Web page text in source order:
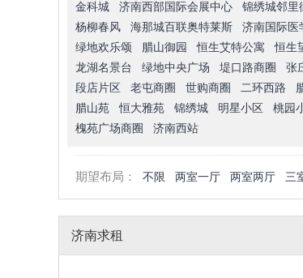
金科城
济南西部国际会展中心 锦绣城邻里
杨柳春风
海那城百联奥特莱斯 济南国际医
绿地欢乐颂
腊山御园 恒生艾特公寓 恒生
龙湖名景台
绿地中央广场 堤口路商圈 张
段店片区
老屯商圈 世购商圈 二环西路
腊山苑
恒大雅苑 锦绣城 明星小区 桃园
槐苑广场商圈
济南西站
期望布局： 不限 两室一厅 两室两厅 三
济南求租